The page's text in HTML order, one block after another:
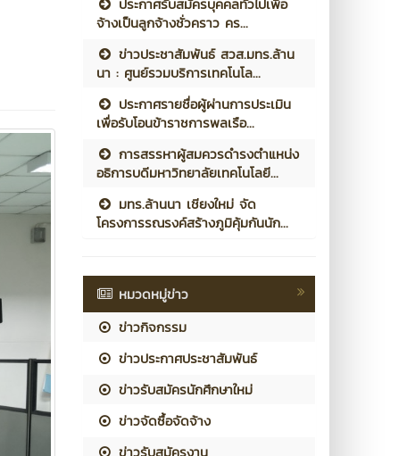
จ้างเป็นลูกจ้างชั่วคราว คร...
ข่าวประชาสัมพันธ์ สวส.มทร.ล้าน
นา : ศูนย์รวมบริการเทคโนโล...
ประกาศรายชื่อผู้ผ่านการประเมิน
เพื่อรับโอนข้าราชการพลเรือ...
การสรรหาผู้สมควรดำรงตำแหน่ง
อธิการบดีมหาวิทยาลัยเทคโนโลยี...
มทร.ล้านนา เชียงใหม่ จัด
โครงการรณรงค์สร้างภูมิคุ้มกันนัก...
หมวดหมู่ข่าว
ข่าวกิจกรรม
ข่าวประกาศประชาสัมพันธ์
ข่าวรับสมัครนักศึกษาใหม่
ข่าวจัดซื้อจัดจ้าง